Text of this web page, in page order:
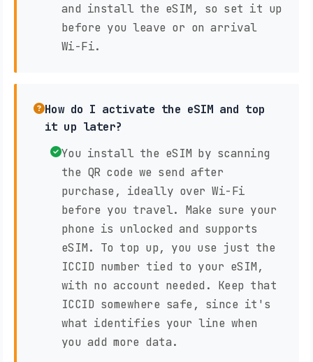
and install the eSIM, so set it up
before you leave or on arrival
Wi-Fi.
How do I activate the eSIM and top
it up later?
You install the eSIM by scanning
the QR code we send after
purchase, ideally over Wi-Fi
before you travel. Make sure your
phone is unlocked and supports
eSIM. To top up, you use just the
ICCID number tied to your eSIM,
with no account needed. Keep that
ICCID somewhere safe, since it's
what identifies your line when
you add more data.